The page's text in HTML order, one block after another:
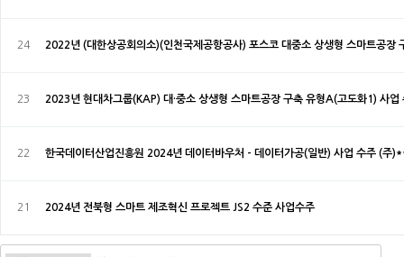
24 2022년 (대한상공회의소)(인천국제공항공사) 포스코 대중소 상생형 스마트공장
23 2023년 현대차그룹(KAP) 대·중소 상생형 스마트공장 구축 유형A(고도화1) 사업
22 한국데이터산업진흥원 2024년 데이터바우처 - 데이터가공(일반) 사업 수주 (주
21 2024년 전북형 스마트 제조혁신 프로젝트 JS2 수준 사업수주